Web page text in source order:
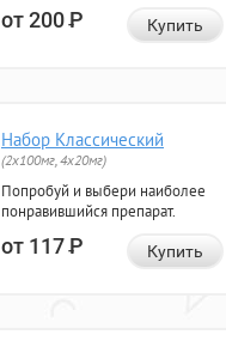
от 200Р Купить
Набор Классический
(2x100мг, 4x20мг)
Попробуй и выбери наиболее
понравившийся препарат.
от 117Р Купить